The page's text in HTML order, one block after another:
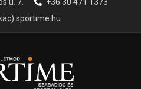
sportime.hu